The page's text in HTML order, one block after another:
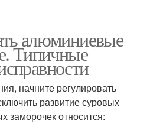
алюминиевые
Типичные
начните регулировать
развитие суровых
заморочек относится: